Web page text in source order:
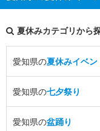
夏休みカテゴリから
愛知県の夏休みイベン
愛知県の七夕祭り
愛知県の盆踊り